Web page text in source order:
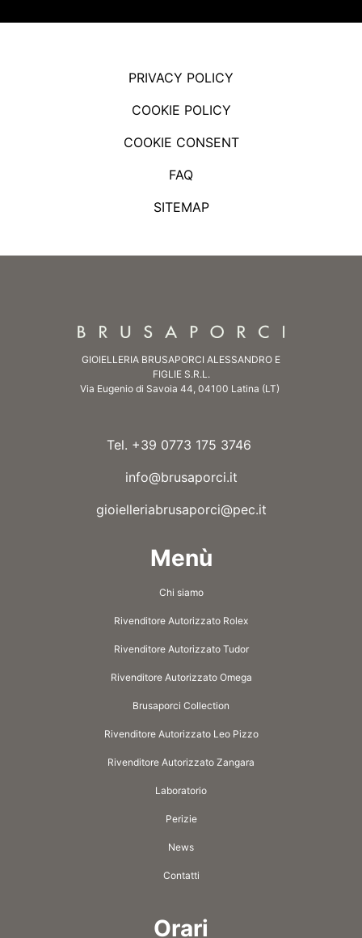
PRIVACY POLICY
COOKIE POLICY
COOKIE CONSENT
FAQ
SITEMAP
GIOIELLERIA BRUSAPORCI ALESSANDRO E
FIGLIE S.R.L.
Via Eugenio di Savoia 44, 04100 Latina (LT)
Tel. +39 0773 175 3746
info@brusaporci.it
gioielleriabrusaporci@pec.it
Menù
Chi siamo
Rivenditore Autorizzato Rolex
Rivenditore Autorizzato Tudor
Rivenditore Autorizzato Omega
Brusaporci Collection
Rivenditore Autorizzato Leo Pizzo
Rivenditore Autorizzato Zangara
Laboratorio
Perizie
News
Contatti
Orari